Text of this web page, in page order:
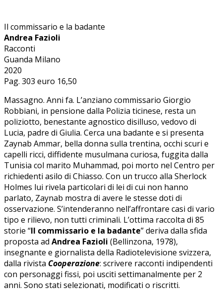
Il commissario e la badante
Andrea Fazioli
Racconti
Guanda Milano
2020
Pag. 303 euro 16,50
Massagno. Anni fa. L’anziano commissario Giorgio
Robbiani, in pensione dalla Polizia ticinese, resta un
poliziotto, benestante agnostico disilluso, vedovo di
Lucia, padre di Giulia. Cerca una badante e si presenta
Zaynab Ammar, bella donna sulla trentina, occhi scuri e
capelli ricci, diffidente musulmana curiosa, fuggita dalla
Tunisia col marito Muhammad, poi morto nel Centro per
richiedenti asilo di Chiasso. Con un trucco alla Sherlock
Holmes lui rivela particolari di lei di cui non hanno
parlato, Zaynab mostra di avere le stesse doti di
osservazione. S’intenderanno nell’affrontare casi di vario
tipo e rilievo, non tutti criminali. L’ottima raccolta di 85
storie “Il commissario e la badante” deriva dalla sfida
proposta ad Andrea Fazioli (Bellinzona, 1978),
insegnante e giornalista della Radiotelevisione svizzera,
dalla rivista Cooperazione: scrivere racconti indipendenti
con personaggi fissi, poi usciti settimanalmente per 2
anni. Sono stati selezionati, modificati o riscritti.